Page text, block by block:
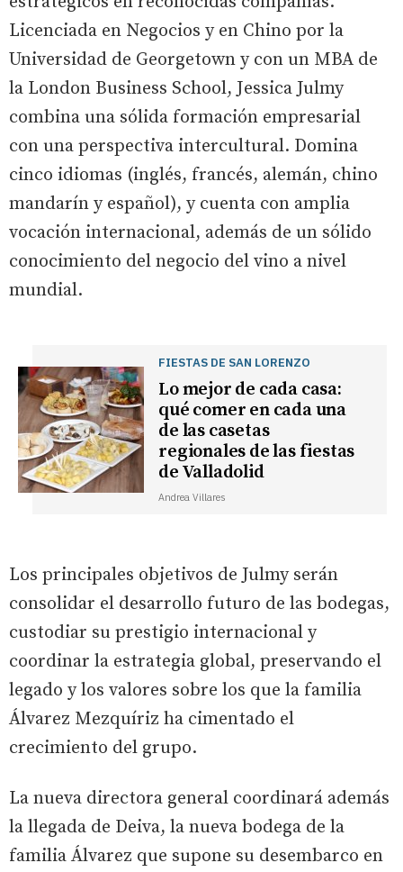
Licenciada en Negocios y en Chino por la
Universidad de Georgetown y con un MBA de
la London Business School, Jessica Julmy
combina una sólida formación empresarial
con una perspectiva intercultural. Domina
cinco idiomas (inglés, francés, alemán, chino
mandarín y español), y cuenta con amplia
vocación internacional, además de un sólido
conocimiento del negocio del vino a nivel
mundial.
FIESTAS DE SAN LORENZO
Lo mejor de cada casa:
qué comer en cada una
de las casetas
regionales de las fiestas
de Valladolid
Andrea Villares
Los principales objetivos de Julmy serán
consolidar el desarrollo futuro de las bodegas,
custodiar su prestigio internacional y
coordinar la estrategia global, preservando el
legado y los valores sobre los que la familia
Álvarez Mezquíriz ha cimentado el
crecimiento del grupo.
La nueva directora general coordinará además
la llegada de Deiva, la nueva bodega de la
familia Álvarez que supone su desembarco en